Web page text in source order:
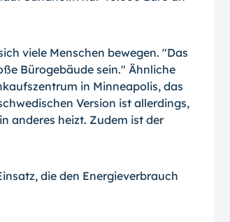
viele Menschen bewegen. "Das
Bürogebäude sein." Ähnliche
in Minneapolis, das
Version ist allerdings,
anderes heizt. Zudem ist der
die den Energieverbrauch